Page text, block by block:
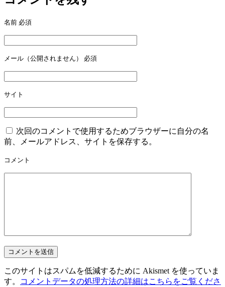
名前 必須
メール（公開されません） 必須
サイト
次回のコメントで使用するためブラウザーに自分の名
前、メールアドレス、サイトを保存する。
コメント
このサイトはスパムを低減するために Akismet を使っていま
す。
コメントデータの処理方法の詳細はこちらをご覧くださ